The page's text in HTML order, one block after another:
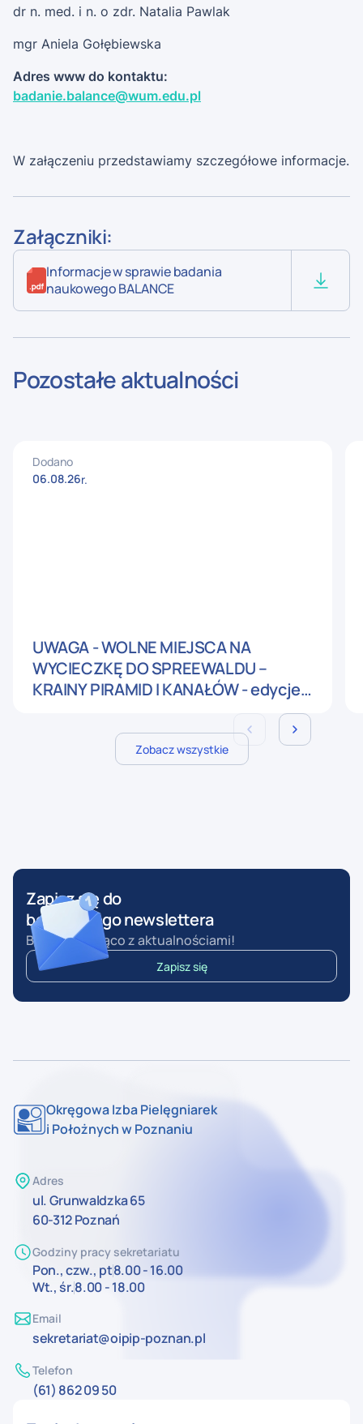
dr n. med. i n. o zdr. Natalia Pawlak
mgr Aniela Gołębiewska
Adres www do kontaktu:
badanie.balance@wum.edu.pl
W załączeniu przedstawiamy szczegółowe informacje.
Załączniki:
Informacje w sprawie badania
naukowego BALANCE
Pozostałe aktualności
Dodano
06.08.26r.
UWAGA - WOLNE MIEJSCA NA
WYCIECZKĘ DO SPREEWALDU –
KRAINY PIRAMID I KANAŁÓW - edycje
Zobacz wszystkie
Zapisz się do
bezpłatnego newslettera
Bądź na bieżąco z aktualnościami!
Zapisz się
Okręgowa Izba Pielęgniarek
i Położnych w Poznaniu
Adres
ul. Grunwaldzka 65
60-312 Poznań
Godziny pracy sekretariatu
Pon., czw., pt8.00 - 16.00
Wt., śr.8.00 - 18.00
Email
sekretariat@oipip-poznan.pl
Telefon
(61) 862 09 50